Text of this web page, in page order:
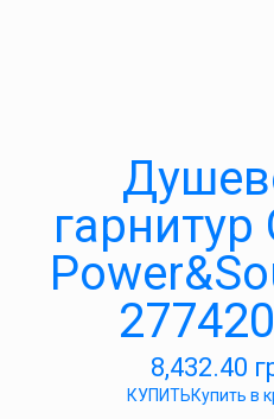
гарнитур
8,432.40
КУПИТЬКупить в